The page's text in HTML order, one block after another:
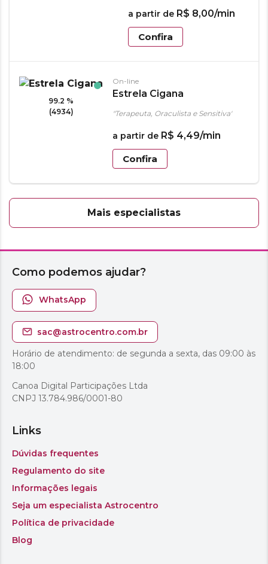
a partir de R$ 8,00/min
Confira
99.2 %
(4934)
On-line
Estrela Cigana
"Terapeuta, Oraculista e Sensitiva"
a partir de R$ 4,49/min
Confira
Mais especialistas